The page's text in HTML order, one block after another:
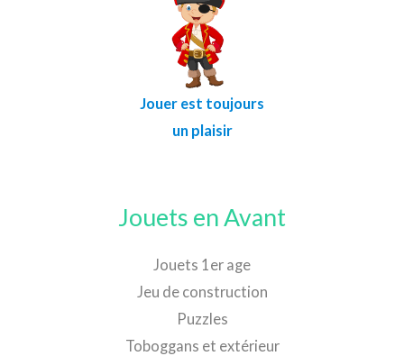
Jouer est toujours
un plaisir
Jouets en Avant
Jouets 1er age
Jeu de construction
Puzzles
Toboggans et extérieur